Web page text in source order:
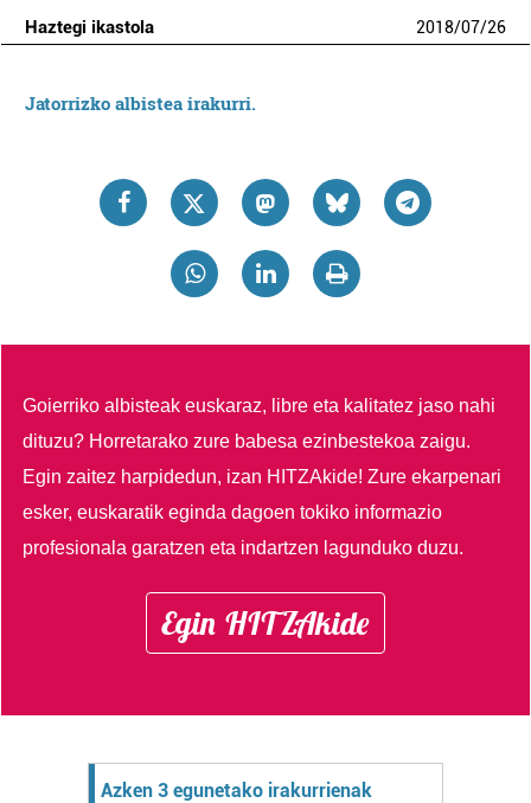
Haztegi ikastola 2018/07/26
Jatorrizko albistea irakurri.
Goierriko albisteak euskaraz, libre eta kalitatez jaso nahi
dituzu? Horretarako zure babesa ezinbestekoa zaigu.
Egin zaitez harpidedun, izan HITZAkide!Zure ekarpenari
esker, euskaratik eginda dagoen tokiko informazio
profesionala garatzen eta indartzen lagunduko duzu.
Egin HITZAkide
Azken 3 egunetako irakurrienak